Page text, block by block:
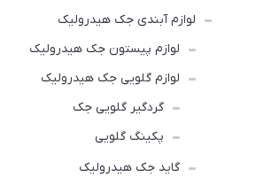
لوازم آبندی جک هیدرولیک
لوازم پیستون جک هیدرولیک
لوازم گلویی جک هیدرولیک
گردگیر گلویی جک
پکینگ گلویی
گاید جک هیدرولیک